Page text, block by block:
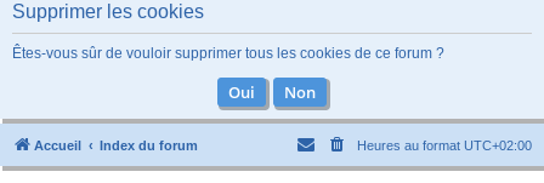
Supprimer les cookies
Êtes-vous sûr de vouloir supprimer tous les cookies de ce forum ?
Accueil Index du forum Heures au format UTC+02:00